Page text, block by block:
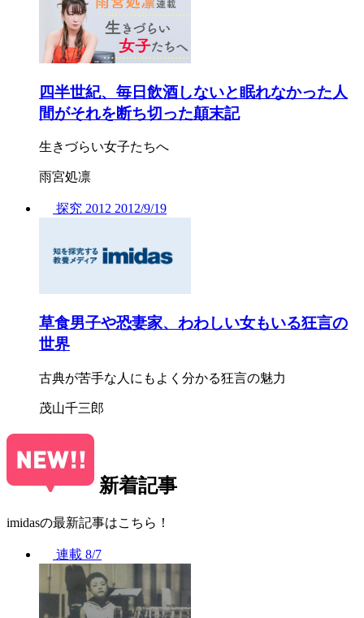
四半世紀、毎日飲酒しないと眠れなかった人
間がそれを断ち切った顛末記
生きづらい女子たちへ
雨宮処凛
探究 2012 2012/9/19
草食男子や恐妻家、わわしい女もいる狂言の
世界
古典が苦手な人にもよく分かる狂言の魅力
茂山千三郎
新着記事
imidasの最新記事はこちら！
連載 8/7